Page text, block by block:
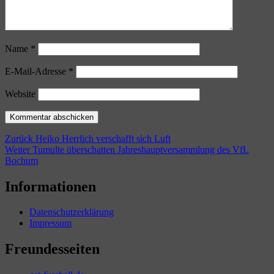
Name *
E-Mail-Adresse *
Website
Beitragsnavigation
Zurück Vorheriger
Beitrag:
Heiko Herrlich verschafft sich Luft
Weiter Nächster
Beitrag:
Tumulte überschatten Jahreshauptversammlung des VfL
Bochum
Informationen
Datenschutzerklärung
Impressum
Freundesseiten